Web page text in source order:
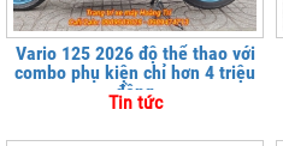
Vario 125 2026 độ thể thao với
combo phụ kiện chỉ hơn 4 triệu
đồng
Tin tức